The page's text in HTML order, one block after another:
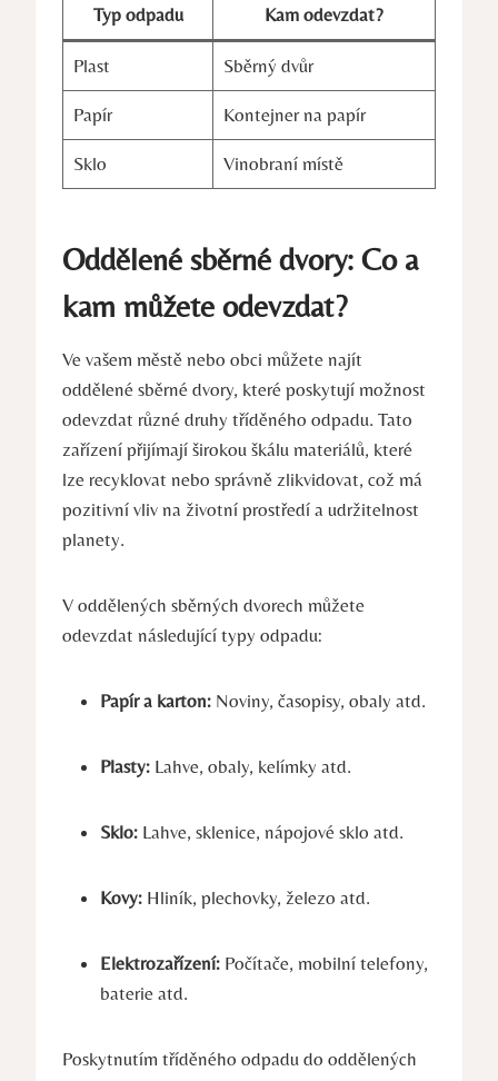
Typ odpadu Kam odevzdat?
Plast Sběrný dvůr
Papír Kontejner na papír
Sklo Vinobraní místě
Oddělené sběrné dvory: Co a
kam můžete odevzdat?
Ve vašem městě nebo obci můžete najít
oddělené sběrné dvory, které poskytují možnost
odevzdat různé druhy tříděného odpadu. Tato
zařízení přijímají širokou škálu materiálů, které
lze recyklovat nebo správně zlikvidovat, což má
pozitivní vliv na životní prostředí a udržitelnost
planety.
V oddělených sběrných dvorech můžete
odevzdat následující typy odpadu:
Papír a karton: Noviny, časopisy, obaly atd.
Plasty: Lahve, obaly, kelímky atd.
Sklo: Lahve, sklenice, nápojové sklo atd.
Kovy: Hliník, plechovky, železo atd.
Elektrozařízení: Počítače, mobilní telefony,
baterie atd.
Poskytnutím tříděného odpadu do oddělených